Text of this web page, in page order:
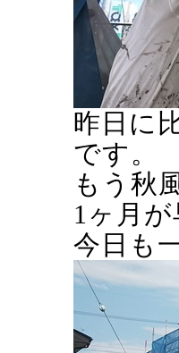
昨日に
です。
もう秋
1ヶ月
今日も